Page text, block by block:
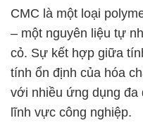
CMC là một loại
– một nguyên liệu tự
cỏ. Sự kết hợp giữa
tính ổn định của hóa
với nhiều ứng dụng đa
lĩnh vực công nghiệp.